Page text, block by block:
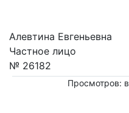
Алевтина Евгеньевна
Частное лицо
№ 26182
Просмотров: